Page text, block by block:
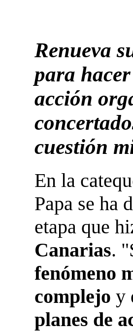
Renueva
para
acción
cuestión
En la
Papa se ha
etapa que
Canarias.
fenómeno
complejo y
planes de